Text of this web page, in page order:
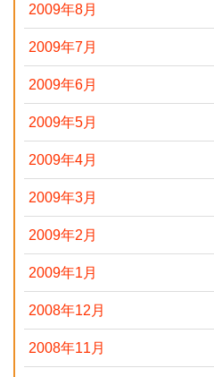
2009年8月
2009年7月
2009年6月
2009年5月
2009年4月
2009年3月
2009年2月
2009年1月
2008年12月
2008年11月